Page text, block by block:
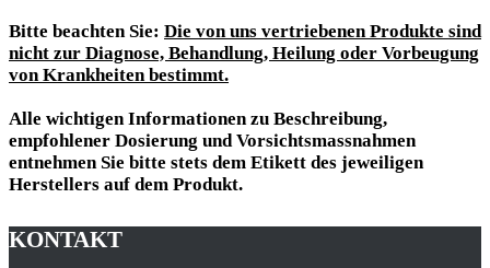
Bitte beachten Sie: Die von uns vertriebenen Produkte sind
nicht zur Diagnose, Behandlung, Heilung oder Vorbeugung
von Krankheiten bestimmt.
Alle wichtigen Informationen zu Beschreibung,
empfohlener Dosierung und Vorsichtsmassnahmen
entnehmen Sie bitte stets dem Etikett des jeweiligen
Herstellers auf dem Produkt.
KONTAKT